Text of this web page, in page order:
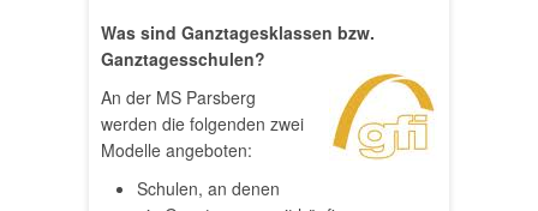
Was sind Ganztagesklassen bzw.
Ganztagesschulen?
An der MS Parsberg
werden die folgenden zwei
Modelle angeboten:
Schulen, an denen